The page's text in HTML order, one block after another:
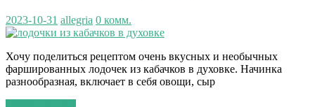
2023-10-31 allegria 0 комм.
Хочу поделиться рецептом очень вкусных и необычных
фаршированных лодочек из кабачков в духовке. Начинка
разнообразная, включает в себя овощи, сыр